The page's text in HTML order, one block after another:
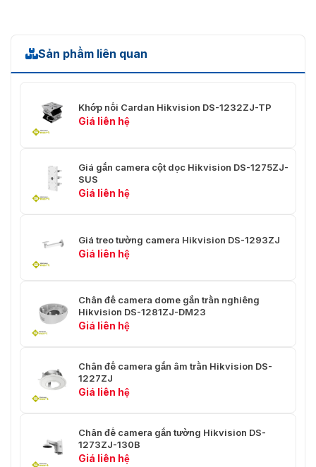
Sản phẩm liên quan
Khớp nối Cardan Hikvision DS-1232ZJ-TP
Giá liên hệ
Giá gắn camera cột dọc Hikvision DS-1275ZJ-
SUS
Giá liên hệ
Giá treo tường camera Hikvision DS-1293ZJ
Giá liên hệ
Chân đế camera dome gắn trần nghiêng
Hikvision DS-1281ZJ-DM23
Giá liên hệ
Chân đế camera gắn âm trần Hikvision DS-
1227ZJ
Giá liên hệ
Chân đế camera gắn tường Hikvision DS-
1273ZJ-130B
Giá liên hệ